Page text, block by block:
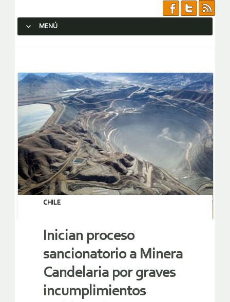
MENÚ
CHILE
Inician proceso
sancionatorio a Minera
Candelaria por graves
incumplimientos